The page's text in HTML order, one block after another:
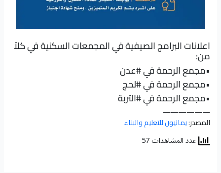
اعلانات البرامج الصيفية في المجمعات السكنية في كلاً
من:
•مجمع الرحمة في#عدن
•مجمع الرحمة في#لحج
•مجمع الرحمة في#التربة
——————
المصدر:يمانيون للتعليم والبناء
عدد المشاهدات 57